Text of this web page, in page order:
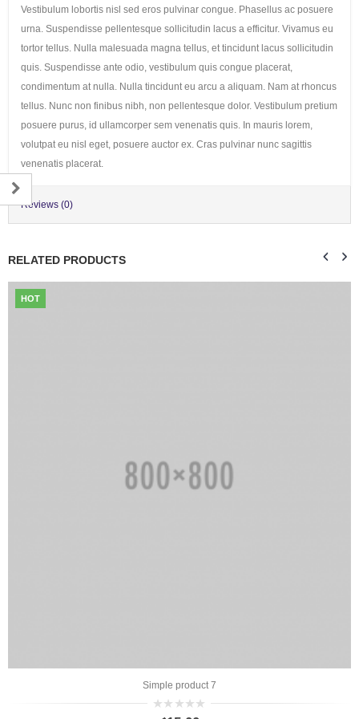
Vestibulum lobortis nisl sed eros pulvinar congue. Phasellus ac posuere
urna. Suspendisse pellentesque sollicitudin lacus a efficitur. Vivamus eu
tortor tellus. Nulla malesuada magna tellus, et tincidunt lacus sollicitudin
quis. Suspendisse ante odio, vestibulum quis congue placerat,
condimentum at nulla. Nulla tincidunt eu arcu a aliquam. Nam at rhoncus
tellus. Nunc non finibus nibh, non pellentesque dolor. Vestibulum pretium
posuere purus, id ullamcorper sem venenatis quis. In mauris lorem,
volutpat eu nisl eget, posuere auctor ex. Cras pulvinar nunc sagittis
venenatis placerat.
Reviews (0)
RELATED PRODUCTS
Simple product 8